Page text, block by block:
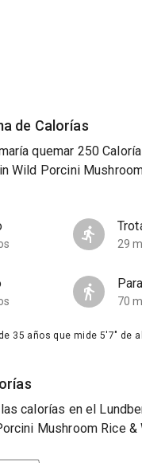
de Calorías
quemar 250
Wild Porcini
29
70
35 años que mide 5'7" de
calorías en el
Mushroom Rice &